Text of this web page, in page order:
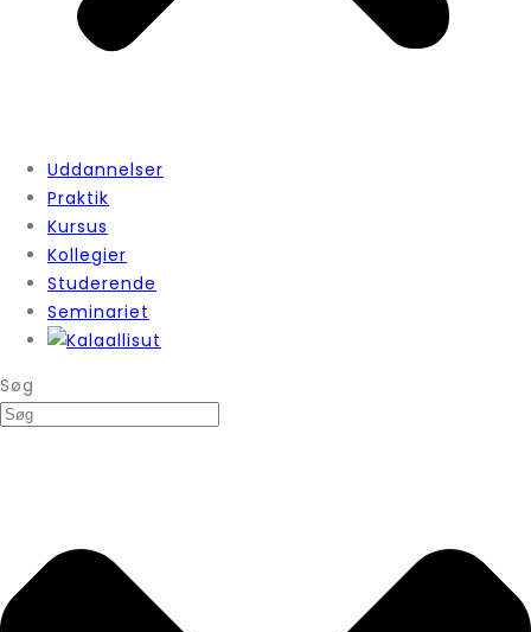
Uddannelser
Praktik
Kursus
Kollegier
Studerende
Seminariet
Søg